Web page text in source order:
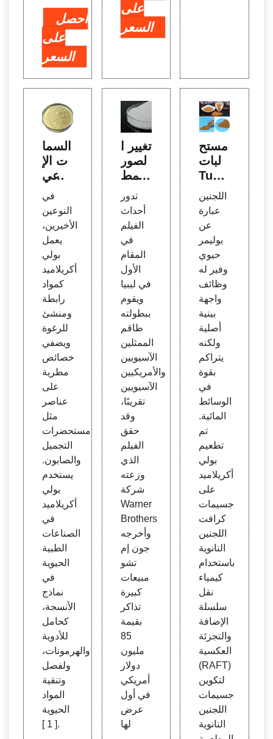
احصل
على
السعر
على
السعر
السما
ت الإ
شعاعي
ة لعمل
ية تج
ميل ال
ثدي با
ستخد
ام جل
بولي أ
كريلام
في
النوعين
الأخيرين،
يعمل
بولي
أكريلاميد
كمواد
رابطة
ومنشئ
للرغوة
ويضفي
خصائص
مطرية
على
عناصر
مثل
مستحضرات
التجميل
والصابون.
يستخدم
بولي
أكريلاميد
في
الصناعات
الطبية
الحيوية
في
نماذج
الأنسجة،
كحامل
للأدوية
والهرمونات،
ولفصل
وتنقية
المواد
الحيوية
[ 1 ].
تغيير ا
لصور
النمط
لم الأث
رياء ا
لآسيو
يين ال
مجاني
ن
تدور
أحداث
الفيلم
في
المقام
الأول
في ليبيا
ويقوم
ببطولته
طاقم
الممثلين
الآسيويين
والأمريكيين
الآسيويين
تقريبًا،
وقد
حقق
الفيلم
الذي
وزعته
شركة
Warner
Brothers
وأخرجه
جون إم
تشو
مبيعات
كبيرة
تذاكر
بقيمة
85
مليون
دولار
أمريكي
في أول
عرض
لها
مستح
لبات
Tuna
ble P
icker
ing م
ع اللج
نين ال
مطعم
بالبول
يمر
اللجنين
عبارة
عن
بوليمر
حيوي
وفير له
وظائف
واجهة
بينية
أصلية
ولكنه
يتراكم
بقوة
في
الوسائط
المائية.
تم
تطعيم
بولي
أكريلاميد
على
جسيمات
كرافت
اللجنين
النانوية
باستخدام
كيمياء
نقل
سلسلة
الإضافة
والتجزئة
العكسية
(RAFT)
لتكوين
جسيمات
اللجنين
النانوية